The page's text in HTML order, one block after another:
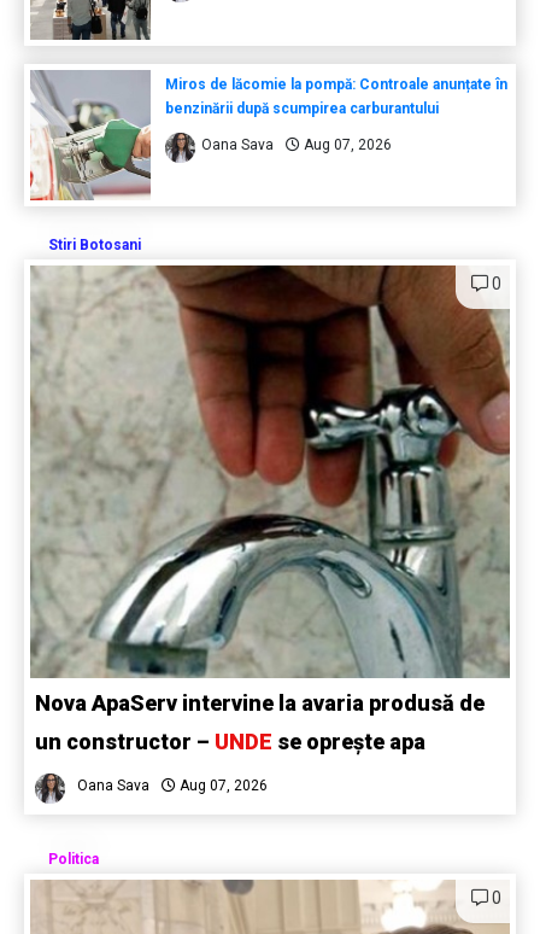
Miros de lăcomie la pompă: Controale anunțate în
benzinării după scumpirea carburantului
Oana Sava Aug 07, 2026
Stiri Botosani
0
Nova ApaServ intervine la avaria produsă de
un constructor – UNDE se oprește apa
Oana Sava Aug 07, 2026
Politica
0